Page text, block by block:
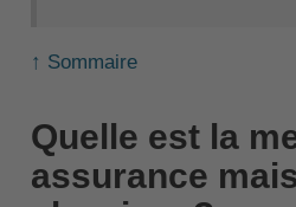
↑ Sommaire
Quelle est la
assurance